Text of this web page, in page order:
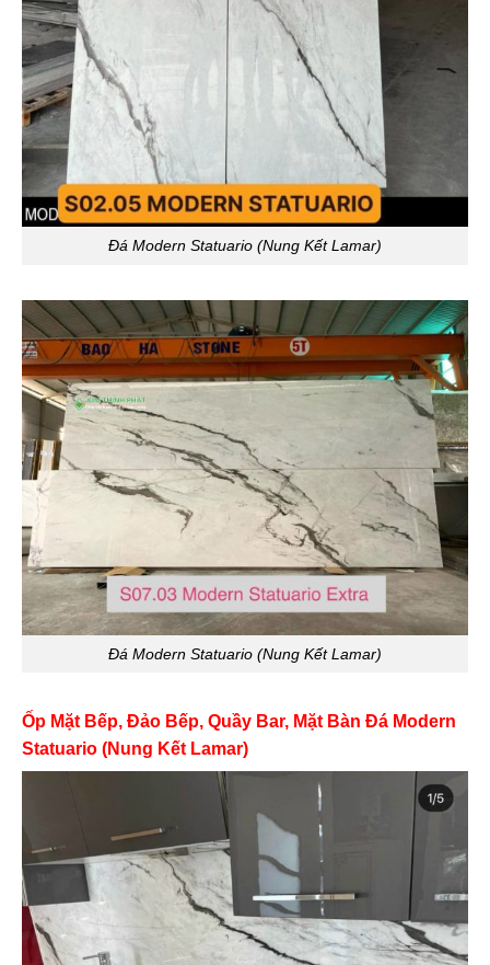
Đá Modern Statuario (Nung Kết Lamar)
Đá Modern Statuario (Nung Kết Lamar)
Ốp Mặt Bếp, Đảo Bếp, Quầy Bar, Mặt Bàn Đá Modern
Statuario (Nung Kết Lamar)